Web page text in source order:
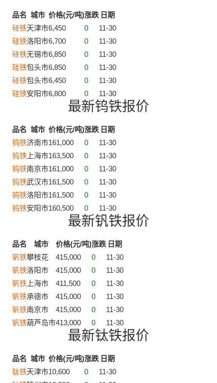
品名 城市 价格(元/吨)涨跌 日期
硅铁天津市6,450 0
11-30
硅铁洛阳市6,700 0
11-30
硅铁无锡市6,850 0
11-30
硅铁包头市6,850 0
11-30
硅铁包头市6,450 0
11-30
硅铁安阳市6,800 0 11-30
最新钨铁报价
品名 城市 价格(元/吨)涨跌 日期
钨铁济南市161,000 0
11-30
钨铁 上海市163,500 0
11-30
钨铁南京市161,000 0
11-30
钨铁武汉市161,500 0
11-30
钨铁洛阳市161,500 0
11-30
钨铁安阳市160,500 0 11-30
最新钒铁报价
品名 城市 价格(元/吨)涨跌 日期
钒铁攀枝花 415,000 0
11-30
钒铁洛阳市 415,000 0
11-30
钒铁 上海市 411,500 0
11-30
钒铁承德市 415,000 0
11-30
钒铁南京市 415,000 0
11-30
钒铁葫芦岛市413,000 0 11-30
最新钛铁报价
品名 城市 价格(元/吨)涨跌 日期
钛铁天津市10,600 0
11-30